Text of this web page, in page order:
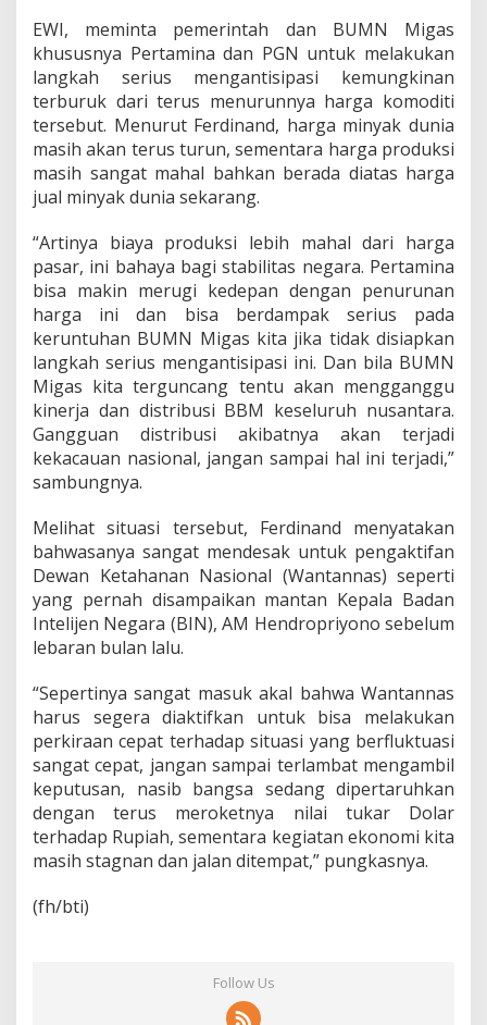
u
t
u
h
a
n
n
a
s
EWI, meminta pemerintah dan BUMN Migas
khususnya Pertamina dan PGN untuk melakukan
langkah serius mengantisipasi kemungkinan
terburuk dari terus menurunnya harga komoditi
tersebut. Menurut Ferdinand, harga minyak dunia
masih akan terus turun, sementara harga produksi
masih sangat mahal bahkan berada diatas harga
jual minyak dunia sekarang.
“Artinya biaya produksi lebih mahal dari harga
pasar, ini bahaya bagi stabilitas negara. Pertamina
bisa makin merugi kedepan dengan penurunan
harga ini dan bisa berdampak serius pada
keruntuhan BUMN Migas kita jika tidak disiapkan
langkah serius mengantisipasi ini. Dan bila BUMN
Migas kita terguncang tentu akan mengganggu
kinerja dan distribusi BBM keseluruh nusantara.
Gangguan distribusi akibatnya akan terjadi
kekacauan nasional, jangan sampai hal ini terjadi,”
sambungnya.
Melihat situasi tersebut, Ferdinand menyatakan
bahwasanya sangat mendesak untuk pengaktifan
Dewan Ketahanan Nasional (Wantannas) seperti
yang pernah disampaikan mantan Kepala Badan
Intelijen Negara (BIN), AM Hendropriyono sebelum
lebaran bulan lalu.
“Sepertinya sangat masuk akal bahwa Wantannas
harus segera diaktifkan untuk bisa melakukan
perkiraan cepat terhadap situasi yang berfluktuasi
sangat cepat, jangan sampai terlambat mengambil
keputusan, nasib bangsa sedang dipertaruhkan
dengan terus meroketnya nilai tukar Dolar
terhadap Rupiah, sementara kegiatan ekonomi kita
masih stagnan dan jalan ditempat,” pungkasnya.
(fh/bti)
Follow Us